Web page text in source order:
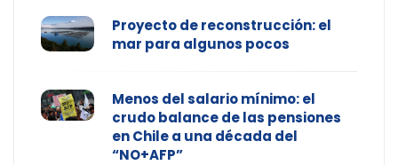
Proyecto de reconstrucción: el
mar para algunos pocos
Menos del salario mínimo: el
crudo balance de las pensiones
en Chile a una década del
“NO+AFP”